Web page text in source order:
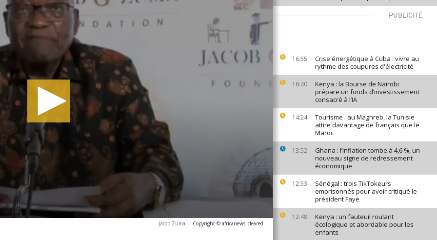
PUBLICITÉ
16:55
Crise énergétique à Cuba : vivre au
rythme des coupures d'électricité
16:40
Kenya : la Bourse de Nairobi
prépare un fonds d’investissement
consacré à l’IA
14:24
Tourisme : au Maghreb, la Tunisie
attire davantage de français que le
Maroc
13:52
Ghana : l’inflation tombe à 4,6 %, un
nouveau signe de redressement
économique
12:53
Sénégal : trois TikTokeurs
emprisonnés pour avoir critiqué le
président Faye
12:48
Kenya : un fauteuil roulant
écologique et abordable pour les
enfants
Jacob Zuma - Copyright © africanews cleared